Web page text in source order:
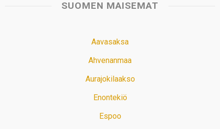
SUOMEN MAISEMAT
Aavasaksa
Ahvenanmaa
Aurajokilaakso
Enontekiö
Espoo